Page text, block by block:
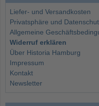
Liefer- und Versandkosten
Privatsphäre und
Allgemeine
Widerruf erklären
Über Historia Hamburg
Impressum
Kontakt
Newsletter